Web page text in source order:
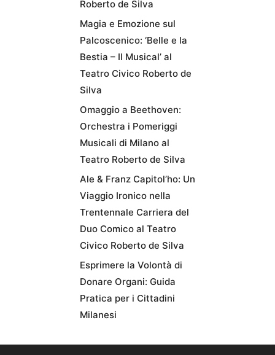
Roberto de Silva
Magia e Emozione sul
Palcoscenico: ‘Belle e la
Bestia – Il Musical’ al
Teatro Civico Roberto de
Silva
Omaggio a Beethoven:
Orchestra i Pomeriggi
Musicali di Milano al
Teatro Roberto de Silva
Ale & Franz Capitol’ho: Un
Viaggio Ironico nella
Trentennale Carriera del
Duo Comico al Teatro
Civico Roberto de Silva
Esprimere la Volontà di
Donare Organi: Guida
Pratica per i Cittadini
Milanesi